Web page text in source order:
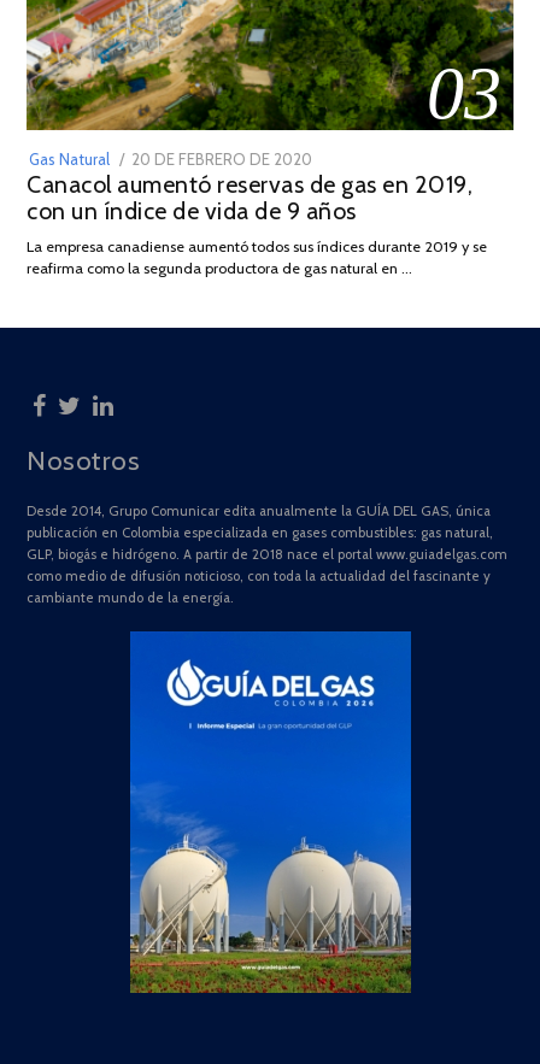
03
Gas Natural
POSTED
ON
20 DE FEBRERO DE 2020
DE
JULIO
2025
Canacol aumentó reservas de gas en 2019,
con un índice de vida de 9 años
La empresa canadiense aumentó todos sus índices durante 2019 y se
reafirma como la segunda productora de gas natural en …
Nosotros
Desde 2014, Grupo Comunicar edita anualmente la GUÍA DEL GAS, única
publicación en Colombia especializada en gases combustibles: gas natural,
GLP, biogás e hidrógeno. A partir de 2018 nace el portal www.guiadelgas.com
como medio de difusión noticioso, con toda la actualidad del fascinante y
cambiante mundo de la energía.